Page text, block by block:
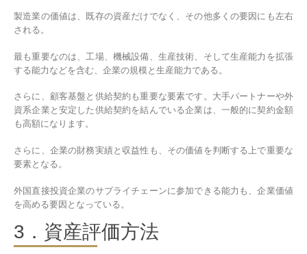
製造業の価値は、既存の資産だけでなく、その他多くの要因にも左右
される。
最も重要なのは、工場、機械設備、生産技術、そして生産能力を拡張
する能力などを含む、企業の規模と生産能力である。
さらに、顧客基盤と供給契約も重要な要素です。大手パートナーや外
資系企業と安定した供給契約を結んでいる企業は、一般的に契約金額
も高額になります。
さらに、企業の財務実績と収益性も、その価値を判断する上で重要な
要素となる。
外国直接投資企業のサプライチェーンに参加できる能力も、企業価値
を高める要因となっている。
3．資産評価方法